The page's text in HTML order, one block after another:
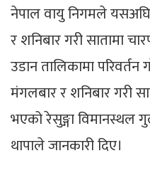
नेपाल वायु निगमले
र शनिबार गरी सातामा
उडान तालिकामा
मंगलबार र शनिबार गरी
भएको रेसुङ्गा विमानस्थल
थापाले जानकारी दिए।